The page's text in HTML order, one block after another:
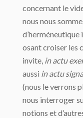
concernant le
nous nous
d’herméneutique
osant croiser les
invite, in actu
aussi in actu
(nous le verrons
nous interroger
notions et